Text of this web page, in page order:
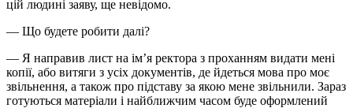
цій людині заяву, ще невідомо.
— Що будете робити далі?
— Я направив лист на ім’я ректора з проханням видати мені
копії, або витяги з усіх документів, де йдеться мова про моє
звільнення, а також про підставу за якою мене звільнили. Зараз
готуються матеріали і найближчим часом буде оформлений